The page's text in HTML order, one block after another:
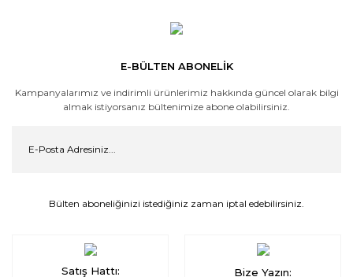
E-BÜLTEN ABONELİK
Kampanyalarımız ve indirimli ürünlerimiz hakkında güncel olarak bilgi
almak istiyorsanız bültenimize abone olabilirsiniz.
Bülten aboneliğinizi istediğiniz zaman iptal edebilirsiniz.
Satış Hattı: Bize Yazın: